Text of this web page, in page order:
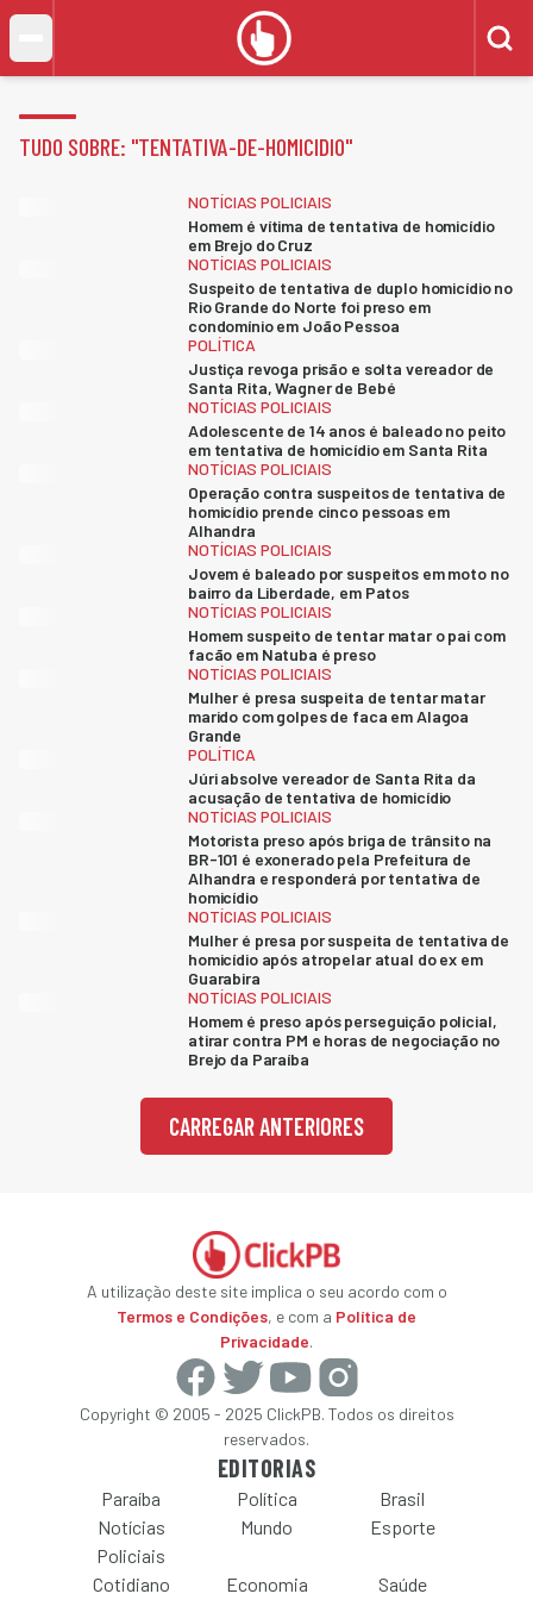
TUDO SOBRE: "TENTATIVA-DE-HOMICIDIO"
NOTÍCIAS POLICIAIS
Homem é vítima de tentativa de homicídio
em Brejo do Cruz
NOTÍCIAS POLICIAIS
Suspeito de tentativa de duplo homicídio no
Rio Grande do Norte foi preso em
condomínio em João Pessoa
POLÍTICA
Justiça revoga prisão e solta vereador de
Santa Rita, Wagner de Bebé
NOTÍCIAS POLICIAIS
Adolescente de 14 anos é baleado no peito
em tentativa de homicídio em Santa Rita
NOTÍCIAS POLICIAIS
Operação contra suspeitos de tentativa de
homicídio prende cinco pessoas em
Alhandra
NOTÍCIAS POLICIAIS
Jovem é baleado por suspeitos em moto no
bairro da Liberdade, em Patos
NOTÍCIAS POLICIAIS
Homem suspeito de tentar matar o pai com
facão em Natuba é preso
NOTÍCIAS POLICIAIS
Mulher é presa suspeita de tentar matar
marido com golpes de faca em Alagoa
Grande
POLÍTICA
Júri absolve vereador de Santa Rita da
acusação de tentativa de homicídio
NOTÍCIAS POLICIAIS
Motorista preso após briga de trânsito na
BR-101 é exonerado pela Prefeitura de
Alhandra e responderá por tentativa de
homicídio
NOTÍCIAS POLICIAIS
Mulher é presa por suspeita de tentativa de
homicídio após atropelar atual do ex em
Guarabira
NOTÍCIAS POLICIAIS
Homem é preso após perseguição policial,
atirar contra PM e horas de negociação no
Brejo da Paraíba
CARREGAR ANTERIORES
A utilização deste site implica o seu acordo com o
Termos e Condições, e com a Política de
Privacidade.
Copyright © 2005 - 2025 ClickPB. Todos os direitos
reservados.
EDITORIAS
Paraíba Política
Brasil
Notícias
Policiais
Mundo Esporte
Cotidiano Economia Saúde